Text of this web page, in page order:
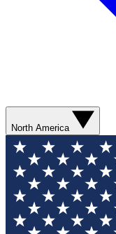
North America